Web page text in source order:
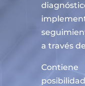
a través